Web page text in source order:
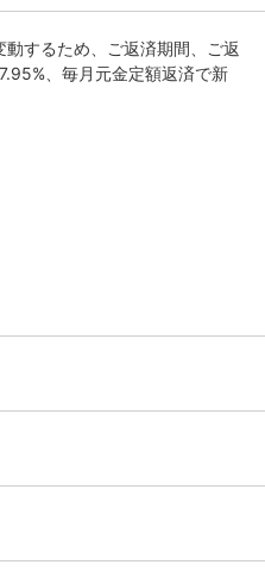
するため、ご返済期間、ご返
、毎月元金定額返済で新